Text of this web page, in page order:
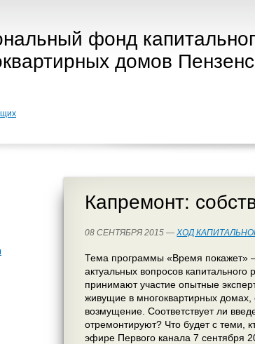
фонд
домов
Капремонт:
08 СЕНТЯБРЯ 2015 —ХОД
Тема программы «Время покажет»
актуальных вопросов
принимают участие опытные
живущие в многоквартирных домах,
возмущение. Соответствует ли
отремонтируют? Что будет с теми,
эфире Первого канала 7 сентября